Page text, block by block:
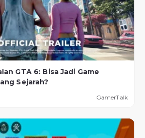
GTA 6: Bisa Jadi Game
Sejarah?
GamerTalk